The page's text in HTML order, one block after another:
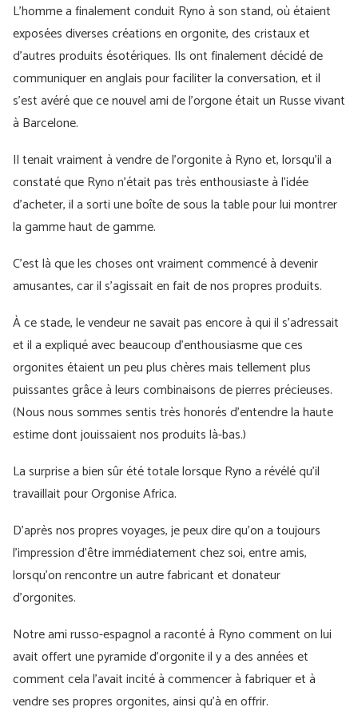
L'homme a finalement conduit Ryno à son stand, où étaient
exposées diverses créations en orgonite, des cristaux et
d'autres produits ésotériques. Ils ont finalement décidé de
communiquer en anglais pour faciliter la conversation, et il
s'est avéré que ce nouvel ami de l'orgone était un Russe vivant
à Barcelone.
Il tenait vraiment à vendre de l’orgonite à Ryno et, lorsqu’il a
constaté que Ryno n’était pas très enthousiaste à l’idée
d’acheter, il a sorti une boîte de sous la table pour lui montrer
la gamme haut de gamme.
C'est là que les choses ont vraiment commencé à devenir
amusantes, car il s'agissait en fait de nos propres produits.
À ce stade, le vendeur ne savait pas encore à qui il s'adressait
et il a expliqué avec beaucoup d'enthousiasme que ces
orgonites étaient un peu plus chères mais tellement plus
puissantes grâce à leurs combinaisons de pierres précieuses.
(Nous nous sommes sentis très honorés d'entendre la haute
estime dont jouissaient nos produits là-bas.)
La surprise a bien sûr été totale lorsque Ryno a révélé qu’il
travaillait pour Orgonise Africa.
D'après nos propres voyages, je peux dire qu'on a toujours
l'impression d'être immédiatement chez soi, entre amis,
lorsqu'on rencontre un autre fabricant et donateur
d'orgonites.
Notre ami russo-espagnol a raconté à Ryno comment on lui
avait offert une pyramide d’orgonite il y a des années et
comment cela l’avait incité à commencer à fabriquer et à
vendre ses propres orgonites, ainsi qu’à en offrir.